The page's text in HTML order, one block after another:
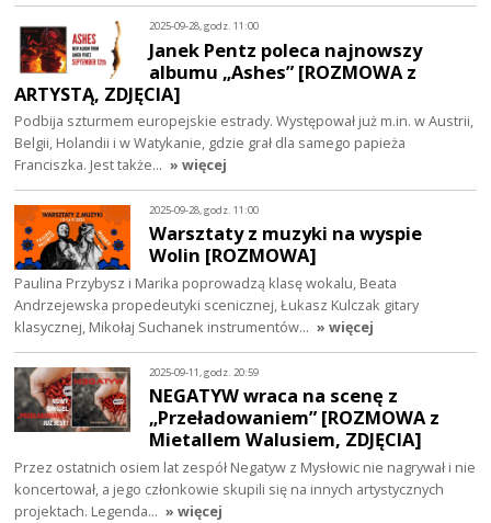
2025-09-28, godz. 11:00
Janek Pentz poleca najnowszy
albumu „Ashes” [ROZMOWA z
ARTYSTĄ, ZDJĘCIA]
Podbija szturmem europejskie estrady. Występował już m.in. w Austrii,
Belgii, Holandii i w Watykanie, gdzie grał dla samego papieża
Franciszka. Jest także… » więcej
2025-09-28, godz. 11:00
Warsztaty z muzyki na wyspie
Wolin [ROZMOWA]
Paulina Przybysz i Marika poprowadzą klasę wokalu, Beata
Andrzejewska propedeutyki scenicznej, Łukasz Kulczak gitary
klasycznej, Mikołaj Suchanek instrumentów… » więcej
2025-09-11, godz. 20:59
NEGATYW wraca na scenę z
„Przeładowaniem” [ROZMOWA z
Mietallem Walusiem, ZDJĘCIA]
Przez ostatnich osiem lat zespół Negatyw z Mysłowic nie nagrywał i nie
koncertował, a jego członkowie skupili się na innych artystycznych
projektach. Legenda… » więcej